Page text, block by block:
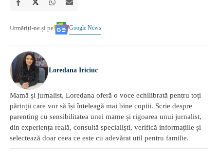
Urmăriți-ne și pe Google News
Loredana Iriciuc
Mamă și jurnalist, Loredana oferă o voce echilibrată pentru toți
părinții care vor să își înțeleagă mai bine copiii. Scrie despre
parenting cu sensibilitatea unei mame și rigoarea unui jurnalist,
din experiența reală, consultă specialiști, verifică informațiile și
selectează doar ceea ce este cu adevărat util pentru familie.